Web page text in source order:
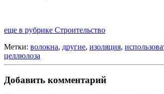
еще в рубрике Строительство
Метки: волокна, другие, изоляция,
целлюлоза
Добавить комментарий